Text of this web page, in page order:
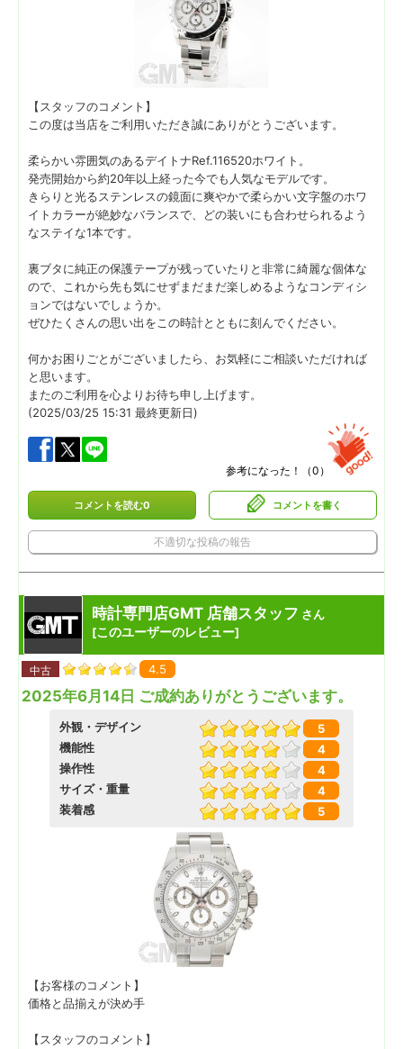
【スタッフのコメント】
この度は当店をご利用いただき誠にありがとうございます。
柔らかい雰囲気のあるデイトナRef.116520ホワイト。
発売開始から約20年以上経った今でも人気なモデルです。
きらりと光るステンレスの鏡面に爽やかで柔らかい文字盤のホワ
イトカラーが絶妙なバランスで、どの装いにも合わせられるよう
なステイな1本です。
裏ブタに純正の保護テープが残っていたりと非常に綺麗な個体な
ので、これから先も気にせずまだまだ楽しめるようなコンディシ
ョンではないでしょうか。
ぜひたくさんの思い出をこの時計とともに刻んでください。
何かお困りごとがございましたら、お気軽にご相談いただければ
と思います。
またのご利用を心よりお待ち申し上げます。
(2025/03/25 15:31 最終更新日)
参考になった！（0 ）
コメントを読む0 コメントを書く
不適切な投稿の報告
時計専門店GMT 店舗スタッフ さん
[このユーザーのレビュー]
中古 4.5
2025年6月14日 ご成約ありがとうございます。
外観・デザイン
5
機能性
4
操作性
4
サイズ・重量
4
装着感
5
【お客様のコメント】
価格と品揃えが決め手
【スタッフのコメント】